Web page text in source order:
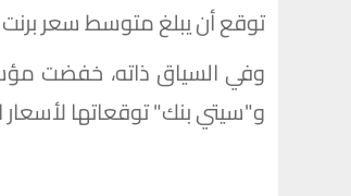
توقع أن يبلغ متوسط سعر برنت نحو 70 دولارًا للبرميل في 2027 رغم استمرار
وفي السياق ذاته، خفضت
و"سيتي بنك" توقعاتها لأسعار